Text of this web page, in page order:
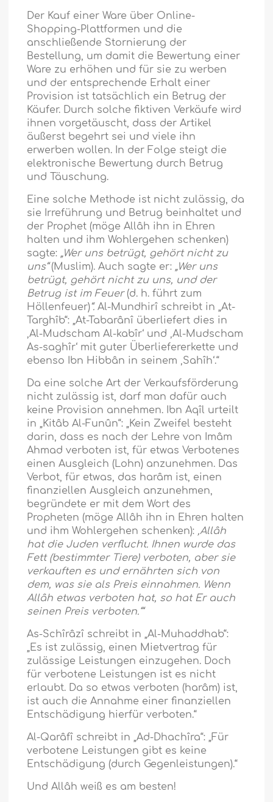
Der Kauf einer Ware über Online-
Shopping-Plattformen und die
anschließende Stornierung der
Bestellung, um damit die Bewertung einer
Ware zu erhöhen und für sie zu werben
und der entsprechende Erhalt einer
Provision ist tatsächlich ein Betrug der
Käufer. Durch solche fiktiven Verkäufe wird
ihnen vorgetäuscht, dass der Artikel
äußerst begehrt sei und viele ihn
erwerben wollen. In der Folge steigt die
elektronische Bewertung durch Betrug
und Täuschung.
Eine solche Methode ist nicht zulässig, da
sie Irreführung und Betrug beinhaltet und
der Prophet (möge Allâh ihn in Ehren
halten und ihm Wohlergehen schenken)
sagte: „Wer uns betrügt, gehört nicht zu
uns“(Muslim). Auch sagte er: „Wer uns
betrügt, gehört nicht zu uns, und der
Betrug ist im Feuer (d. h. führt zum
Höllenfeuer)“.Al-Mundhirî schreibt in „At-
Targhîb“: „At-Tabarânî überliefert dies in
‚Al-Mudscham Al-kabîr‘ und ‚Al-Mudscham
As-saghîr‘ mit guter Überliefererkette und
ebenso Ibn Hibbân in seinem ‚Sahîh‘.“
Da eine solche Art der Verkaufsförderung
nicht zulässig ist, darf man dafür auch
keine Provision annehmen. Ibn Aqîl urteilt
in „Kitâb Al-Funûn“: „Kein Zweifel besteht
darin, dass es nach der Lehre von Imâm
Ahmad verboten ist, für etwas Verbotenes
einen Ausgleich (Lohn) anzunehmen. Das
Verbot, für etwas, das harâm ist, einen
finanziellen Ausgleich anzunehmen,
begründete er mit dem Wort des
Propheten (möge Allâh ihn in Ehren halten
und ihm Wohlergehen schenken): ‚Allâh
hat die Juden verflucht. Ihnen wurde das
Fett (bestimmter Tiere) verboten, aber sie
verkauften es und ernährten sich von
dem, was sie als Preis einnahmen. Wenn
Allâh etwas verboten hat, so hat Er auch
seinen Preis verboten.‘“
As-Schîrâzî schreibt in „Al-Muhaddhab“:
„Es ist zulässig, einen Mietvertrag für
zulässige Leistungen einzugehen. Doch
für verbotene Leistungen ist es nicht
erlaubt. Da so etwas verboten (harâm) ist,
ist auch die Annahme einer finanziellen
Entschädigung hierfür verboten.“
Al-Qarâfî schreibt in „Ad-Dhachîra“: „Für
verbotene Leistungen gibt es keine
Entschädigung (durch Gegenleistungen).“
Und Allâh weiß es am besten!